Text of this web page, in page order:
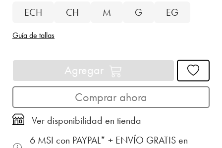
ECH
CH M G EG
Guía de tallas
Agregar
Comprar ahora
Ver disponibilidad en tienda
6 MSI con PAYPAL* + ENVÍO GRATIS en